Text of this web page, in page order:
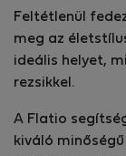
Feltétlenül
meg az
ideális helyet,
rezsikkel.
A Flatio
kiváló